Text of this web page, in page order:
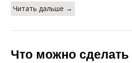
Читать дальше →
Что можно сделать